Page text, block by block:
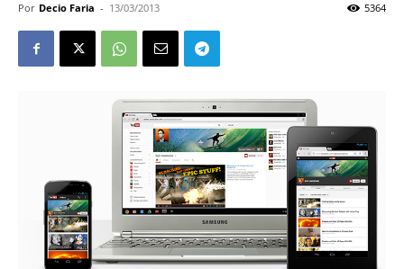
Por Decio Faria - 13/03/2013 5364